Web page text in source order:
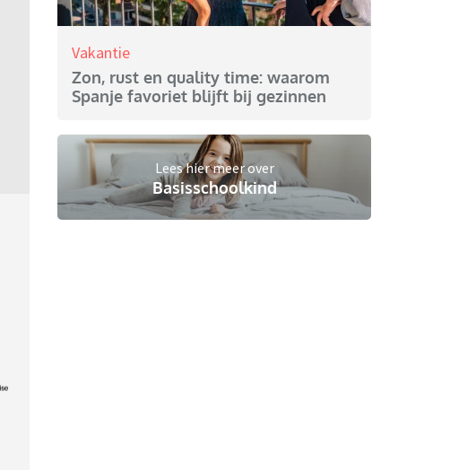
Vakantie
Zon, rust en quality time: waarom
Spanje favoriet blijft bij gezinnen
Lees hier meer over
Basisschoolkind